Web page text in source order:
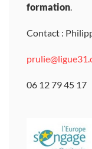
formation
Contact :
06 12 79 45 17